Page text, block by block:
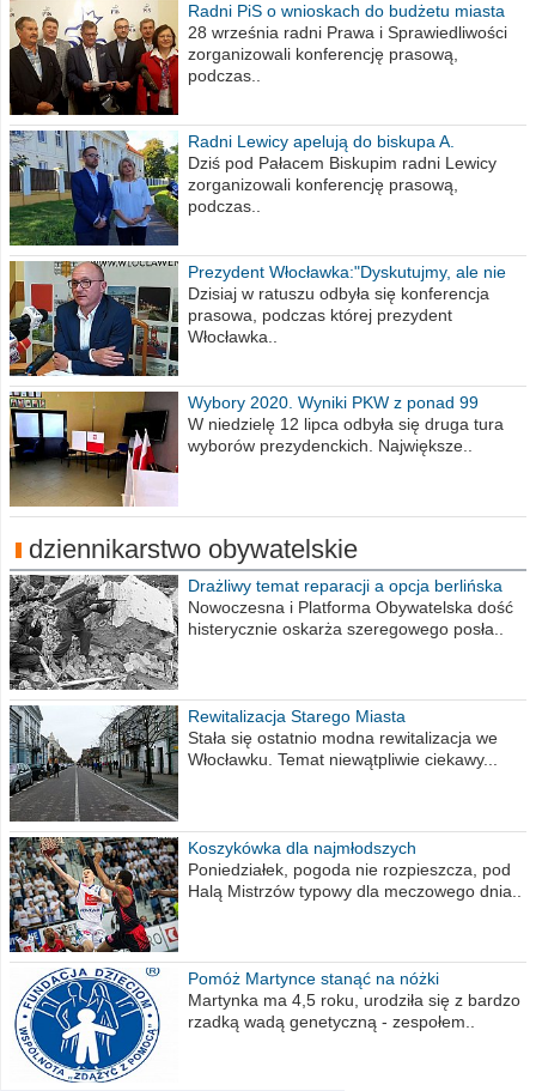
Radni PiS o wnioskach do budżetu miasta
na 2021 rok
28 września radni Prawa i Sprawiedliwości
zorganizowali konferencję prasową,
podczas..
Radni Lewicy apelują do biskupa A.
Wiesława Meringa
Dziś pod Pałacem Biskupim radni Lewicy
zorganizowali konferencję prasową,
podczas..
Prezydent Włocławka:"Dyskutujmy, ale nie
obrażajmy się”
Dzisiaj w ratuszu odbyła się konferencja
prasowa, podczas której prezydent
Włocławka..
Wybory 2020. Wyniki PKW z ponad 99
procent obwodów
W niedzielę 12 lipca odbyła się druga tura
wyborów prezydenckich. Największe..
dziennikarstwo obywatelskie
Drażliwy temat reparacji a opcja berlińska
Nowoczesna i Platforma Obywatelska dość
histerycznie oskarża szeregowego posła..
Rewitalizacja Starego Miasta
Stała się ostatnio modna rewitalizacja we
Włocławku. Temat niewątpliwie ciekawy...
Koszykówka dla najmłodszych
Poniedziałek, pogoda nie rozpieszcza, pod
Halą Mistrzów typowy dla meczowego dnia..
Pomóż Martynce stanąć na nóżki
Martynka ma 4,5 roku, urodziła się z bardzo
rzadką wadą genetyczną - zespołem..